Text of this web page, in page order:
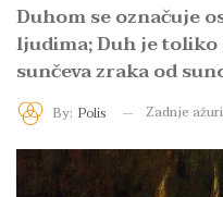
Duhom se označuje
ljudima; Duh je
sunčeva zraka od
By: Polis Zadnje